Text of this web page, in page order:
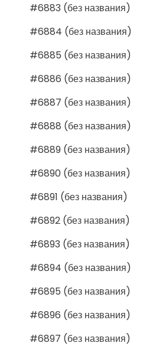
#6883 (без названия)
#6884 (без названия)
#6885 (без названия)
#6886 (без названия)
#6887 (без названия)
#6888 (без названия)
#6889 (без названия)
#6890 (без названия)
#6891 (без названия)
#6892 (без названия)
#6893 (без названия)
#6894 (без названия)
#6895 (без названия)
#6896 (без названия)
#6897 (без названия)